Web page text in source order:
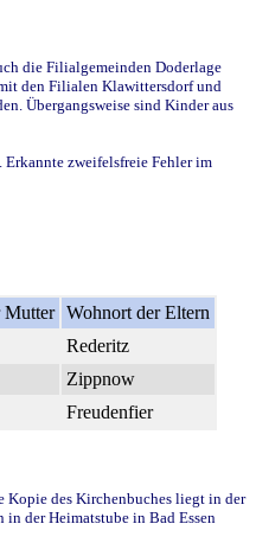
die Filialgemeinden Doderlage
den Filialen Klawittersdorf und
Übergangsweise sind Kinder aus
zweifelsfreie Fehler im
Mutter Wohnort der Eltern
Rederitz
Zippnow
Freudenfier
Kopie des Kirchenbuches liegt in der
der Heimatstube in Bad Essen